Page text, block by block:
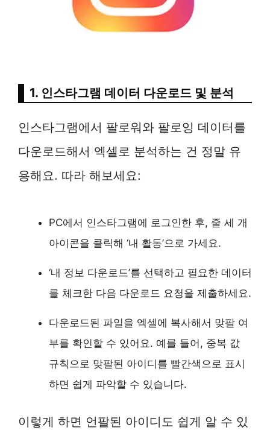
1. 인스타그램 데이터 다운로드 및 분석
인스타그램에서 팔로워와 팔로잉 데이터를
다운로드해서 엑셀로 분석하는 건 정말 유
용해요. 따라 해보세요:
PC에서 인스타그램에 로그인한 후, 줄 세 개
아이콘을 클릭해 ‘내 활동’으로 가세요.
‘내 정보 다운로드’를 선택하고 필요한 데이터
를 체크한 다음 다운로드 요청을 제출하세요.
다운로드된 파일을 엑셀에 복사해서 맞팔 여
부를 확인할 수 있어요. 예를 들어, 중복 값
규칙으로 맞팔된 아이디를 빨간색으로 표시
하면 쉽게 파악할 수 있습니다.
이렇게 하면 언팔된 아이디도 쉽게 알 수 있